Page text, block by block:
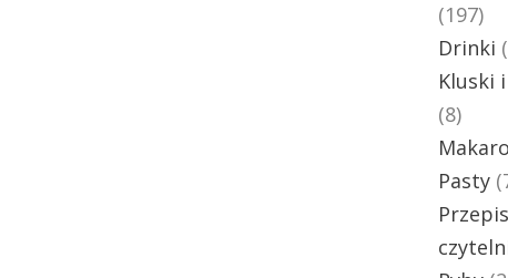
(197)
Drinki
Kluski
(8)
Pasty